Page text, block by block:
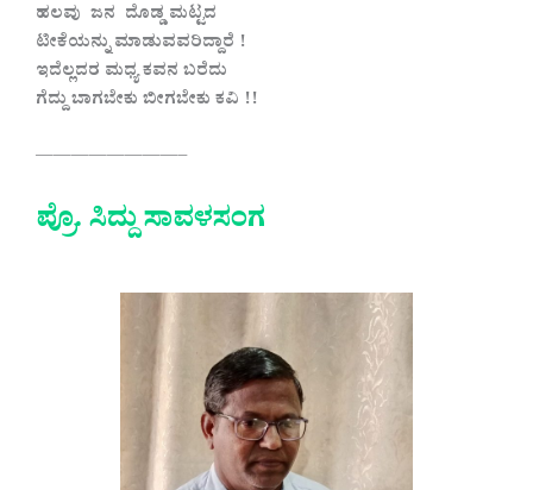
ಹಲವು ಜನ ದೊಡ್ಡ ಮಟ್ಟದ
ಟೀಕೆಯನ್ನು ಮಾಡುವವರಿದ್ದಾರೆ !
ಇದೆಲ್ಲದರ ಮಧ್ಯ ಕವನ ಬರೆದು
ಗೆದ್ದು ಬಾಗಬೇಕು ಬೀಗಬೇಕು ಕವಿ !!
————————–
ಪ್ರೊ. ಸಿದ್ದು ಸಾವಳಸಂಗ